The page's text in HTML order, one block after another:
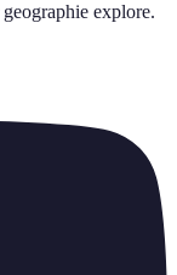
geographie explore.